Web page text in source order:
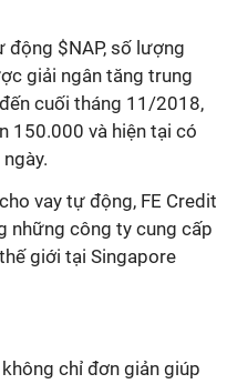
động $NAP, số lượng
giải ngân tăng trung
cuối tháng 11/2018,
150.000 và hiện tại có
vay tự động, FE Credit
những công ty cung cấp
giới tại Singapore
chỉ đơn giản giúp